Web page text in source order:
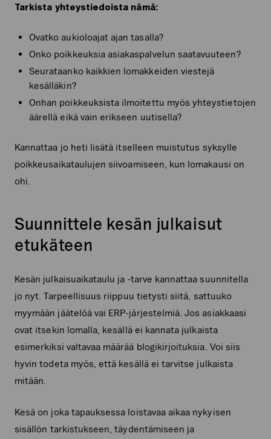
Tarkista yhteystiedoista nämä:
Ovatko aukioloajat ajan tasalla?
Onko poikkeuksia asiakaspalvelun saatavuuteen?
Seurataanko kaikkien lomakkeiden viestejä
kesälläkin?
Onhan poikkeuksista ilmoitettu myös yhteystietojen
äärellä eikä vain erikseen uutisella?
Kannattaa jo heti lisätä itselleen muistutus syksylle
poikkeusaikataulujen siivoamiseen, kun lomakausi on
ohi.
Suunnittele kesän julkaisut
etukäteen
Kesän julkaisuaikataulu ja -tarve kannattaa suunnitella
jo nyt. Tarpeellisuus riippuu tietysti siitä, sattuuko
myymään jäätelöä vai ERP-järjestelmiä. Jos asiakkaasi
ovat itsekin lomalla, kesällä ei kannata julkaista
esimerkiksi valtavaa määrää blogikirjoituksia. Voi siis
hyvin todeta myös, että kesällä ei tarvitse julkaista
mitään.
Kesä on joka tapauksessa loistavaa aikaa nykyisen
sisällön tarkistukseen, täydentämiseen ja